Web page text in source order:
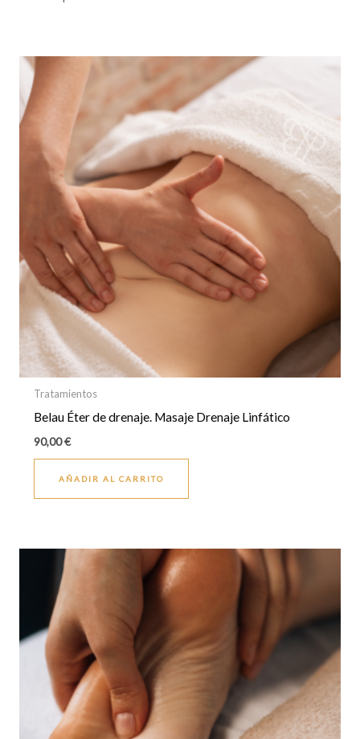
Tratamientos
Belau Éter de drenaje. Masaje Drenaje Linfático
90,00€
AÑADIR AL CARRITO